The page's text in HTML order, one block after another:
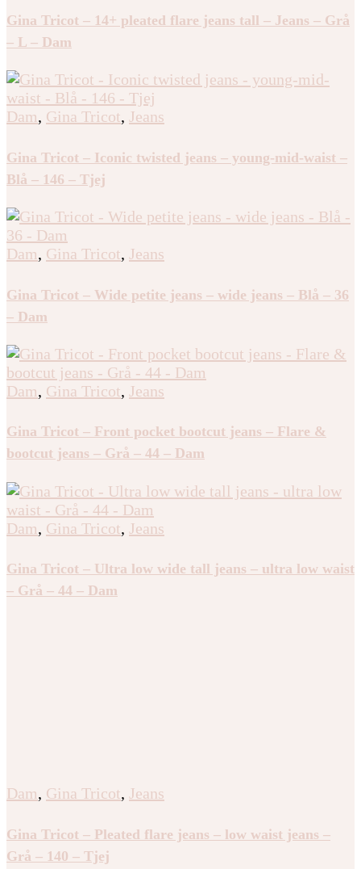
Gina Tricot – 14+ pleated flare jeans tall – Jeans – Grå
– L – Dam
Dam, Gina Tricot, Jeans
Gina Tricot – Iconic twisted jeans – young-mid-waist –
Blå – 146 – Tjej
Dam, Gina Tricot, Jeans
Gina Tricot – Wide petite jeans – wide jeans – Blå – 36
– Dam
Dam, Gina Tricot, Jeans
Gina Tricot – Front pocket bootcut jeans – Flare &
bootcut jeans – Grå – 44 – Dam
Dam, Gina Tricot, Jeans
Gina Tricot – Ultra low wide tall jeans – ultra low waist
– Grå – 44 – Dam
Dam, Gina Tricot, Jeans
Gina Tricot – Pleated flare jeans – low waist jeans –
Grå – 140 – Tjej